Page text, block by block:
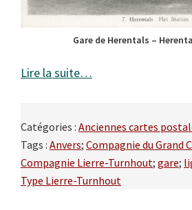
Gare de Herentals –
Lire la suite…
Catégories : Anciennes cartes
Tags : Anvers; Compagnie du Grand
Compagnie Lierre-Turnhout; gare;
Type Lierre-Turnhout